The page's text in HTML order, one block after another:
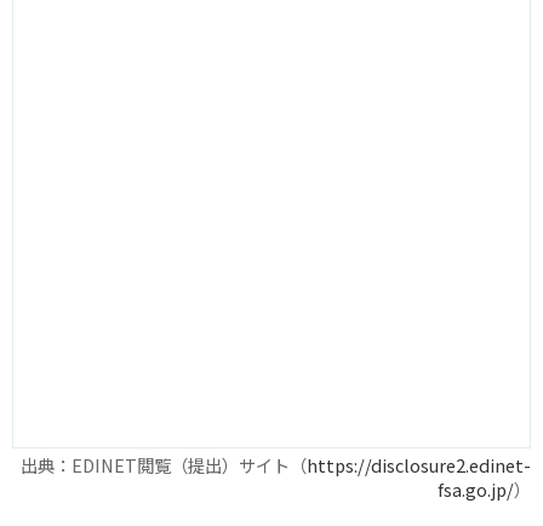
出典：EDINET閲覧（提出）サイト（https://disclosure2.edinet-
fsa.go.jp/）